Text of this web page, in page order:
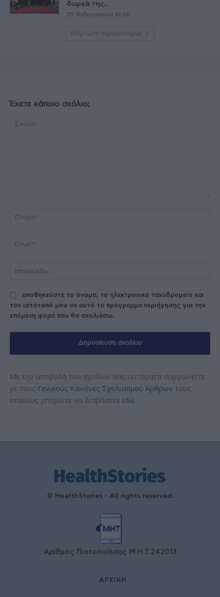
δωρεά της...
25 Φεβρουαρίου 2026
Φόρτωση περισσοτέρων
Έχετε κάποιο σχόλιο;
αποθηκεύστε το όνομα, το ηλεκτρονικό ταχυδρομείο και
τον ιστότοπό μου σε αυτό το πρόγραμμα περιήγησης για την
επόμενη φορά που θα σχολιάσω.
Με την υποβολή του σχολίου σας αυτόματα συμφωνείτε
με τους Γενικούς Κανόνες Σχολιασμού Άρθρων τους
οποίους μπορείτε να διαβάσετε εδώ.
© HealthStories - All rights reserved.
Αριθμός Πιστοποίησης Μ.Η.Τ.242013
ΑΡΧΙΚΉ